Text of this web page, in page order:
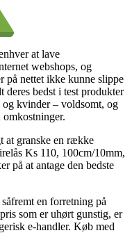
at lave
webshops, og
på nettet ikke kunne slippe
deres bedst i test produkter
kvinder – voldsomt, og
at granske en række
Ks 110, 100cm/10mm,
på at antage den bedste
en forretning på
som er uhørt gunstig, er
e-handler. Køb med